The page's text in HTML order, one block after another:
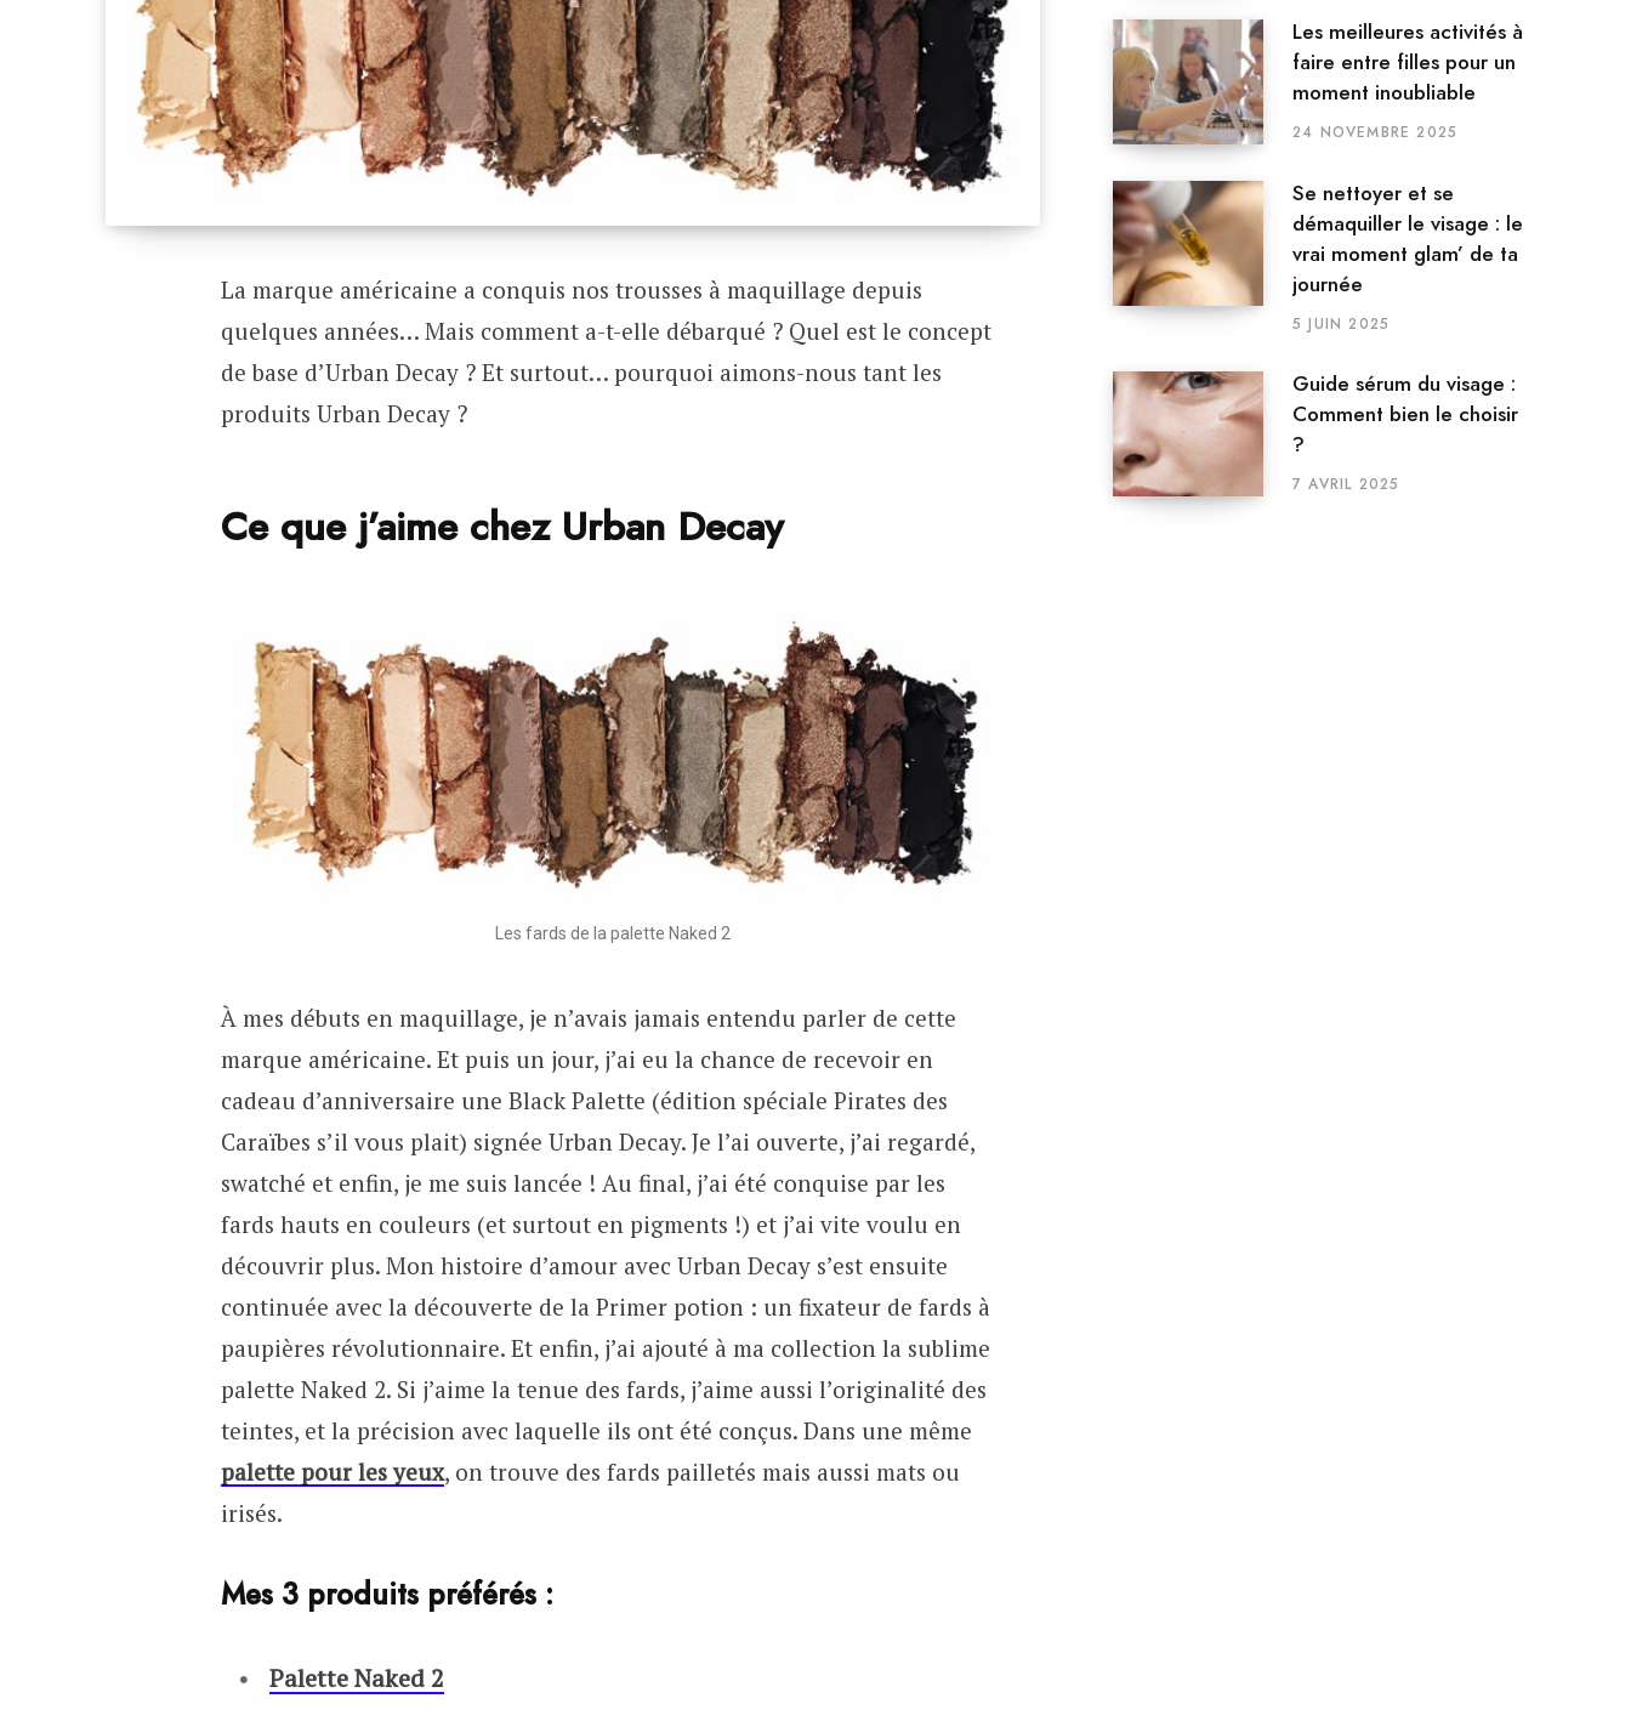
La marque américaine a conquis nos trousses à maquillage depuis
quelques années… Mais comment a-t-elle débarqué ? Quel est le concept
de base d’Urban Decay ? Et surtout… pourquoi aimons-nous tant les
produits Urban Decay ?
Ce que j’aime chez Urban Decay
Les fards de la palette Naked 2
À mes débuts en maquillage, je n’avais jamais entendu parler de cette
marque américaine. Et puis un jour, j’ai eu la chance de recevoir en
cadeau d’anniversaire une Black Palette (édition spéciale Pirates des
Caraïbes s’il vous plait) signée Urban Decay. Je l’ai ouverte, j’ai regardé,
swatché et enfin, je me suis lancée ! Au final, j’ai été conquise par les
fards hauts en couleurs (et surtout en pigments !) et j’ai vite voulu en
découvrir plus. Mon histoire d’amour avec Urban Decay s’est ensuite
continuée avec la découverte de la Primer potion : un fixateur de fards à
paupières révolutionnaire. Et enfin, j’ai ajouté à ma collection la sublime
palette Naked 2. Si j’aime la tenue des fards, j’aime aussi l’originalité des
teintes, et la précision avec laquelle ils ont été conçus. Dans une même
palette pour les yeux, on trouve des fards pailletés mais aussi mats ou
irisés.
Mes 3 produits préférés :
Palette Naked 2
Les meilleures activités à
faire entre filles pour un
moment inoubliable
24 NOVEMBRE 2025
Se nettoyer et se
démaquiller le visage : le
vrai moment glam’ de ta
journée
5 JUIN 2025
Guide sérum du visage :
Comment bien le choisir
?
7 AVRIL 2025